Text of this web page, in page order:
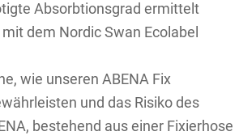
Absorbtionsgrad ermittelt
dem Nordic Swan Ecolabel
wie unseren ABENA Fix
und das Risiko des
bestehend aus einer Fixierhose